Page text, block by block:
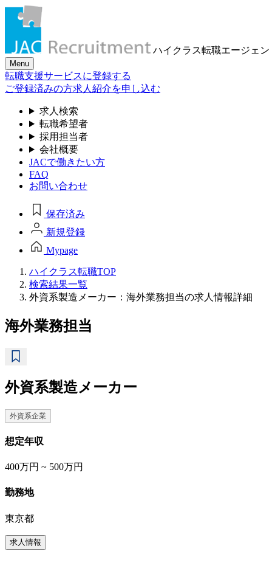
ハイクラス転職エージェン
Menu
転職支援サービスに登録する
ご登録済みの方求人紹介を申し込む
求人検索
転職希望者
採用担当者
会社概要
JACで働きたい方
FAQ
お問い合わせ
保存済み
新規登録
Mypage
ハイクラス転職TOP
検索結果一覧
外資系製造メーカー：海外業務担当の求人情報詳細
海外業務担当
外資系製造メーカー
外資系企業
想定年収
400万円 ~ 500万円
勤務地
東京都
求人情報